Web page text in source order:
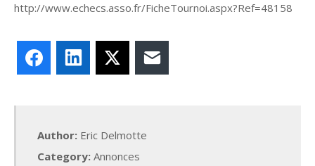
http://www.echecs.asso.fr/FicheTournoi.aspx?Ref=48158
FacebookLinkedIn
Author: Eric Delmotte
Category: Annonces